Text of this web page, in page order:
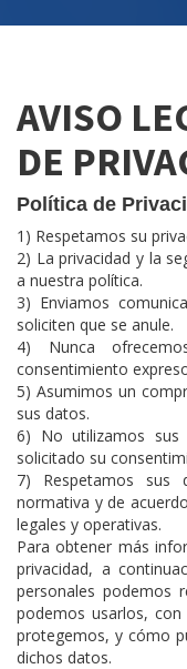
AVISO
DE
Política de
1) Respetamos su
2) La privacidad y la
a nuestra política.
3) Enviamos
soliciten que se anule.
4) Nunca
consentimiento
5) Asumimos un
sus datos.
6) No utilizamos sus
solicitado su
7) Respetamos sus
normativa y de
legales y operativas.
Para obtener más
privacidad, a
personales podemos
podemos usarlos,
protegemos, y cómo
dichos datos.